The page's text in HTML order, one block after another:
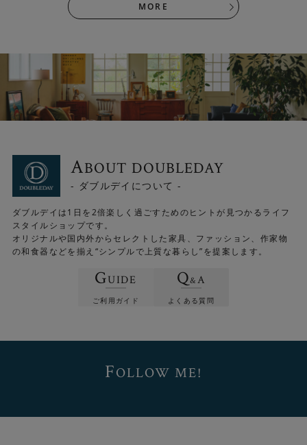
MORE
ABOUT DOUBLEDAY
- ダブルデイについて -
ダブルデイは1日を2倍楽しく過ごすためのヒントが見つかるライフ
スタイルショップです。
オリジナルや国内外からセレクトした家具、ファッション、作家物
の和食器などを揃え“シンプルで上質な暮らし”を提案します。
GUIDE
ご利用ガイド
Q&A
よくある質問
FOLLOW ME!